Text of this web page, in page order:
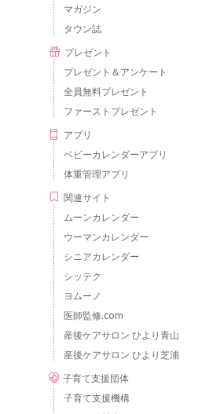
マガジン
タウン誌
プレゼント
プレゼント＆アンケート
全員無料プレゼント
ファーストプレゼント
アプリ
ベビーカレンダーアプリ
体重管理アプリ
関連サイト
ムーンカレンダー
ウーマンカレンダー
シニアカレンダー
シッテク
ヨムーノ
医師監修.com
産後ケアサロン ひより青山
産後ケアサロン ひより芝浦
子育て支援団体
子育て支援機構